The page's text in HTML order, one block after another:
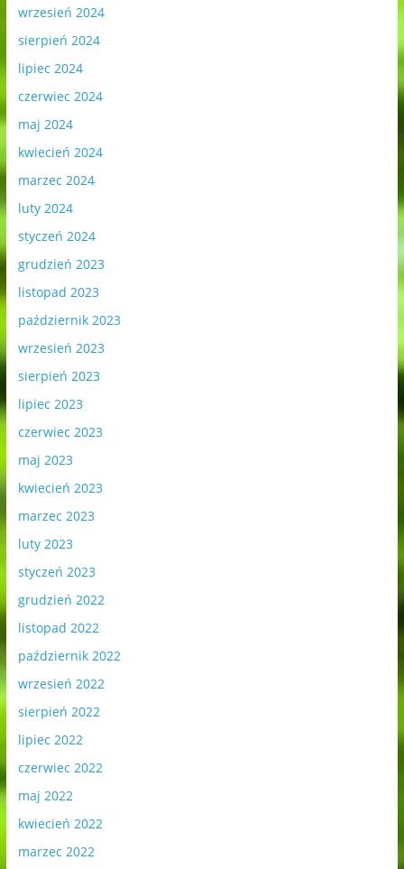
wrzesień 2024
sierpień 2024
lipiec 2024
czerwiec 2024
maj 2024
kwiecień 2024
marzec 2024
luty 2024
styczeń 2024
grudzień 2023
listopad 2023
październik 2023
wrzesień 2023
sierpień 2023
lipiec 2023
czerwiec 2023
maj 2023
kwiecień 2023
marzec 2023
luty 2023
styczeń 2023
grudzień 2022
listopad 2022
październik 2022
wrzesień 2022
sierpień 2022
lipiec 2022
czerwiec 2022
maj 2022
kwiecień 2022
marzec 2022